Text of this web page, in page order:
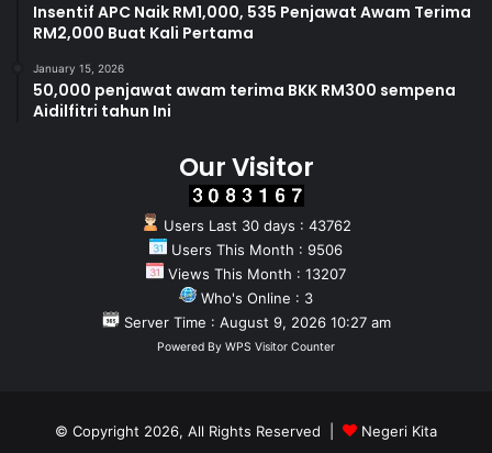
Insentif APC Naik RM1,000, 535 Penjawat Awam Terima
RM2,000 Buat Kali Pertama
January 15, 2026
50,000 penjawat awam terima BKK RM300 sempena
Aidilfitri tahun Ini
Our Visitor
Users Last 30 days : 43762
Users This Month : 9506
Views This Month : 13207
Who's Online : 3
Server Time : August 9, 2026 10:27 am
Powered By WPS Visitor Counter
© Copyright 2026, All Rights Reserved | Negeri Kita